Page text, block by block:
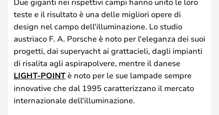
teste e il risultato è una delle migliori opere di
design nel campo dell'illuminazione. Lo studio
austriaco F. A. Porsche è noto per l'eleganza dei suoi
progetti, dai superyacht ai grattacieli, dagli impianti
di risalita agli aspirapolvere, mentre il danese
LIGHT-POINTè noto per le sue lampade sempre
innovative che dal 1995 caratterizzano il mercato
internazionale dell'illuminazione.